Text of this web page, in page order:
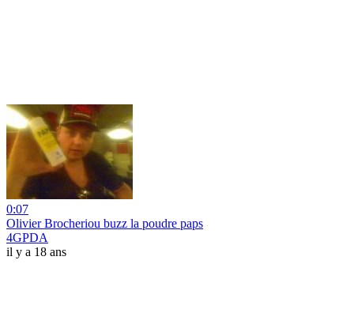
0:07
Olivier Brocheriou buzz la poudre paps
4GPDA
il y a 18 ans